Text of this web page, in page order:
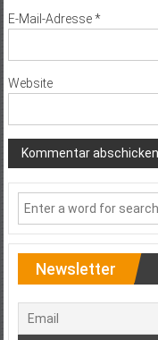
E-Mail-Adresse*
Website
Newsletter